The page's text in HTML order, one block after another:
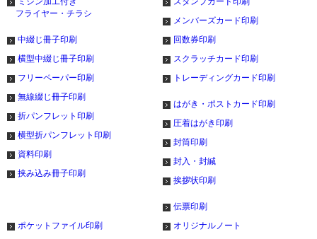
フライヤー・チラシ
中綴じ冊子印刷
横型中綴じ冊子印刷
フリーペーパー印刷
無線綴じ冊子印刷
折パンフレット印刷
横型折パンフレット印刷
資料印刷
挟み込み冊子印刷
メンバーズカード印刷
回数券印刷
スクラッチカード印刷
トレーディングカード印刷
はがき・ポストカード印刷
圧着はがき印刷
封筒印刷
封入・封緘
挨拶状印刷
伝票印刷
ポケットファイル印刷
オリジナルノート